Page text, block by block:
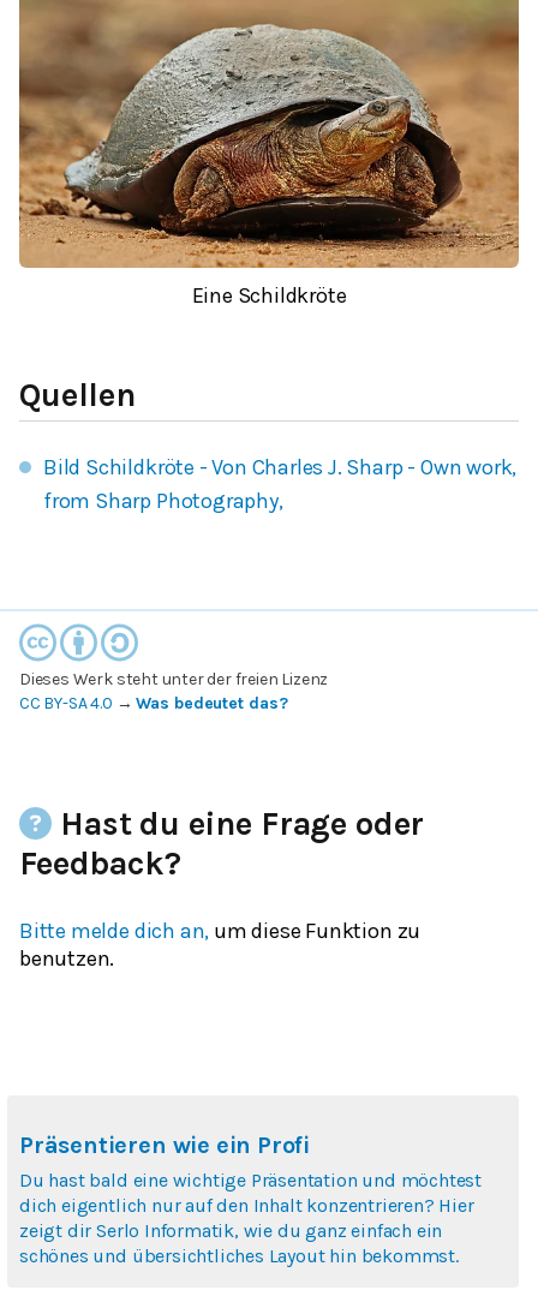
Eine Schildkröte
Quellen
Bild Schildkröte - Von Charles J. Sharp - Own work,
from Sharp Photography,
Dieses Werk steht unter der freien Lizenz
CC BY-SA 4.0 →Was bedeutet das?
Hast du eine Frage oder
Feedback?
Bitte melde dich an, um diese Funktion zu
benutzen.
Präsentieren wie ein Profi
Du hast bald eine wichtige Präsentation und möchtest
dich eigentlich nur auf den Inhalt konzentrieren? Hier
zeigt dir Serlo Informatik, wie du ganz einfach ein
schönes und übersichtliches Layout hin bekommst.